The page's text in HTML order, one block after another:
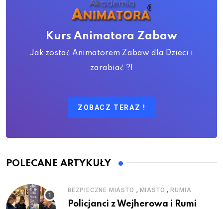
Kurs Animatora Zabaw
Jak zostać Animatorem Zabaw dla Dzieci i
zarabiać ?!
ZOBACZ TERAZ !
POLECANE ARTYKUŁY
BEZPIECZNE MIASTO , MIASTO ,RUMIA
Policjanci z Wejherowa i Rumi